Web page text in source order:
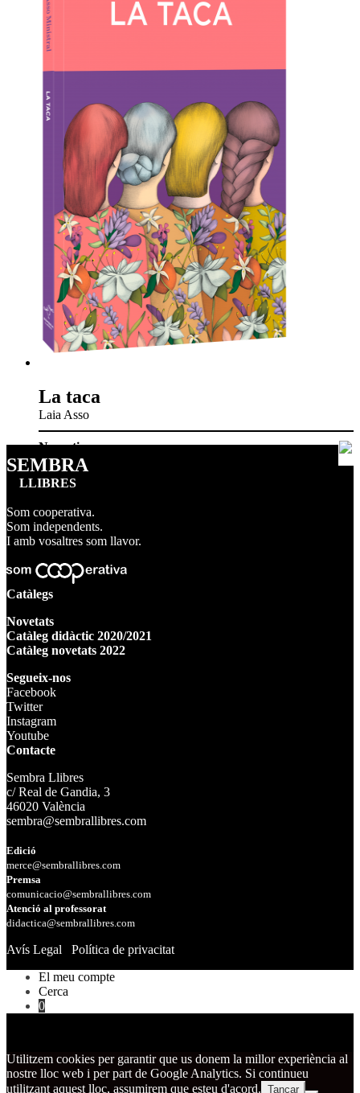
La taca
Laia Asso
Narrativa
SEMBRA
LLIBRES
Som cooperativa.
Som independents.
I amb vosaltres som llavor.
Catàlegs
Novetats
Catàleg didàctic 2020/2021
Catàleg novetats 2022
Segueix-nos
Facebook
Twitter
Instagram
Youtube
Contacte
Sembra Llibres
c/ Real de Gandia, 3
46020 València
sembra@sembrallibres.com
Edició
merce@sembrallibres.com
Premsa
comunicacio@sembrallibres.com
Atenció al professorat
didactica@sembrallibres.com
Avís Legal
Política de privacitat
El meu compte
Cerca
0
Utilitzem cookies per garantir que us donem la millor experiència al
nostre lloc web i per part de Google Analytics. Si continueu
utilitzant aquest lloc, assumirem que esteu d'acord. Tancar